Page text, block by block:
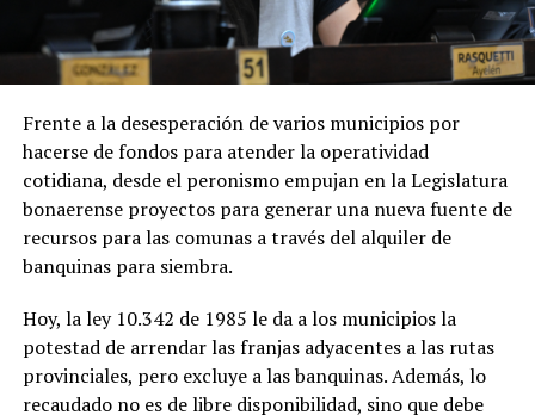
Frente a la desesperación de varios municipios por
hacerse de fondos para atender la operatividad
cotidiana, desde el peronismo empujan en la Legislatura
bonaerense proyectos para generar una nueva fuente de
recursos para las comunas a través del alquiler de
banquinas para siembra.
Hoy, la ley 10.342 de 1985 le da a los municipios la
potestad de arrendar las franjas adyacentes a las rutas
provinciales, pero excluye a las banquinas. Además, lo
recaudado no es de libre disponibilidad, sino que debe